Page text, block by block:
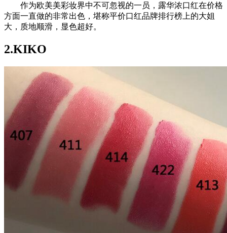
作为欧美美彩妆界中不可忽视的一员，露华浓口红在价格
方面一直做的非常出色，堪称平价口红品牌排行榜上的大姐
大，质地顺滑，显色超好。
2.KIKO